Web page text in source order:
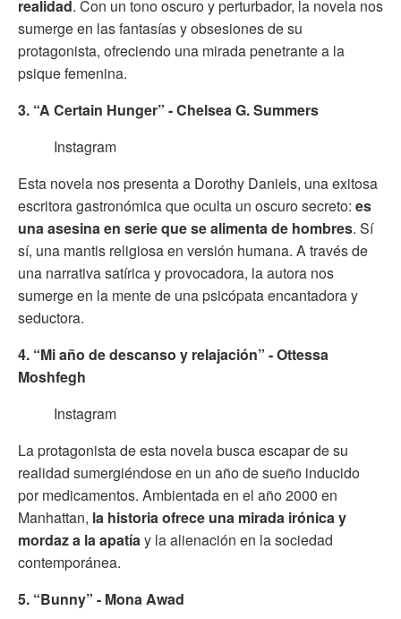
realidad. Con un tono oscuro y perturbador, la novela nos
sumerge en las fantasías y obsesiones de su
protagonista, ofreciendo una mirada penetrante a la
psique femenina.
3. “A Certain Hunger” - Chelsea G. Summers
Instagram
Esta novela nos presenta a Dorothy Daniels, una exitosa
escritora gastronómica que oculta un oscuro secreto: es
una asesina en serie que se alimenta de hombres. Sí
sí, una mantis religiosa en versión humana. A través de
una narrativa satírica y provocadora, la autora nos
sumerge en la mente de una psicópata encantadora y
seductora.
4. “Mi año de descanso y relajación” - Ottessa
Moshfegh
Instagram
La protagonista de esta novela busca escapar de su
realidad sumergiéndose en un año de sueño inducido
por medicamentos. Ambientada en el año 2000 en
Manhattan, la historia ofrece una mirada irónica y
mordaz a la apatíay la alienación en la sociedad
contemporánea.
5. “Bunny” - Mona Awad